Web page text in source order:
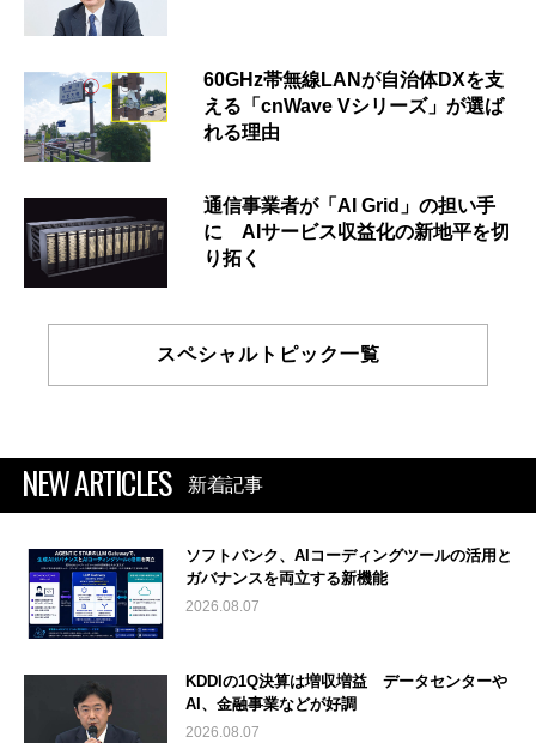
60GHz帯無線LANが自治体DXを支
える「cnWave Vシリーズ」が選ば
れる理由
通信事業者が「AI Grid」の担い手
に AIサービス収益化の新地平を切
り拓く
スペシャルトピック一覧
NEW ARTICLES 新着記事
ソフトバンク、AIコーディングツールの活用と
ガバナンスを両立する新機能
2026.08.07
KDDIの1Q決算は増収増益 データセンターや
AI、金融事業などが好調
2026.08.07